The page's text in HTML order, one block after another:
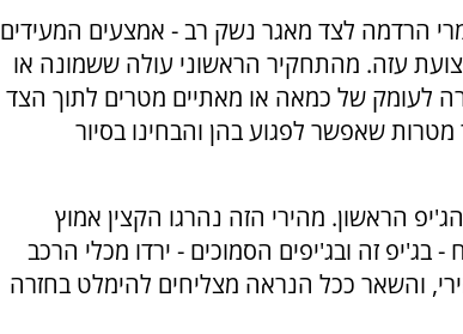
הרדמה לצד מאגר נשק רב - אמצעים המעידים
עזה. מהתחקיר הראשוני עולה ששמונה או
לעומק של כמאה או מאתיים מטרים לתוך הצד
שאפשר לפגוע בהן והבחינו בסיור
הראשון. מהירי הזה נהרגו הקצין אמוץ
- בג'יפ זה ובג'יפים הסמוכים - ירדו מכלי הרכב
והשאר ככל הנראה מצליחים להימלט בחזרה